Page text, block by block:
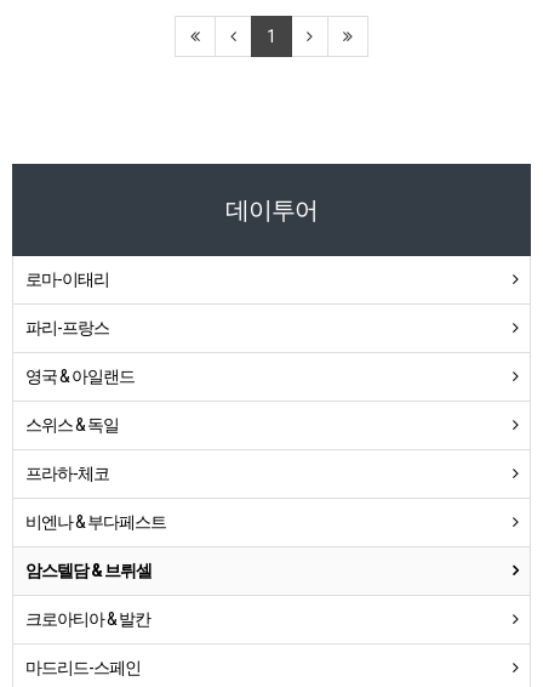
1
데이투어
로마-이태리
파리-프랑스
영국 & 아일랜드
스위스 & 독일
프라하-체코
비엔나 & 부다페스트
암스텔담 & 브뤼셀
크로아티아 & 발칸
마드리드-스페인